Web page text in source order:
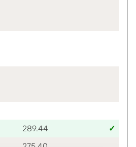
289.44